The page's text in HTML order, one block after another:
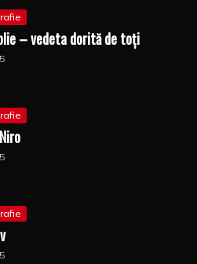
– vedeta dorită de toți